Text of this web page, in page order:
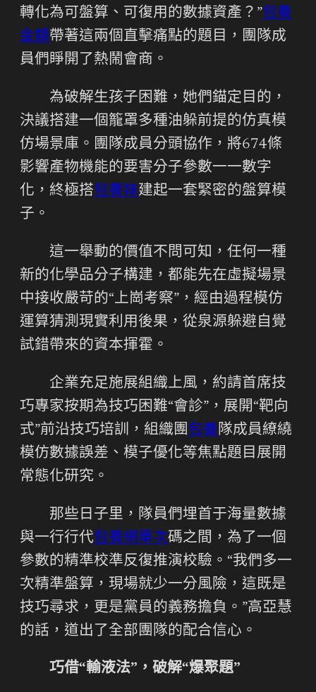
轉化為可盤算、可復用的數據資產？”包養
金額帶著這兩個直擊痛點的題目，團隊成
員們睜開了熱鬧會商。
為破解生孩子困難，她們錨定目的，
決議搭建一個籠罩多種油躲前提的仿真模
仿場景庫。團隊成員分頭協作，將674條
影響產物機能的要害分子參數一一數字
化，終極搭包養妹建起一套緊密的盤算模
子。
這一舉動的價值不問可知，任何一種
新的化學品分子構建，都能先在虛擬場景
中接收嚴苛的“上崗考察”，經由過程模仿
運算猜測現實利用後果，從泉源躲避自覺
試錯帶來的資本揮霍。
企業充足施展組織上風，約請首席技
巧專家按期為技巧困難“會診”，展開“靶向
式”前沿技巧培訓，組織團包養 隊成員繚繞
模仿數據誤差、模子優化等焦點題目展開
常態化研究。
那些日子里，隊員們埋首于海量數據
與一行行代包養網單次碼之間，為了一個
參數的精準校準反復推演校驗。“我們多一
次精準盤算，現場就少一分風險，這既是
技巧尋求，更是黨員的義務擔負。”高亞慧
的話，道出了全部團隊的配合信心。
巧借“輸液法”，破解“爆聚題”